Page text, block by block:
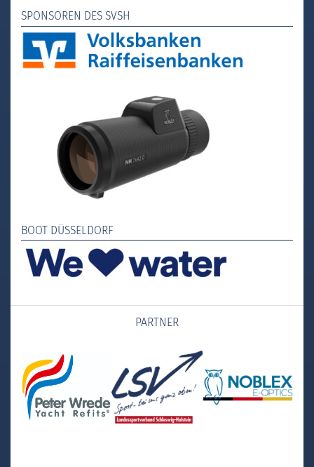
SPONSOREN DES SVSH
BOOT DÜSSELDORF
PARTNER